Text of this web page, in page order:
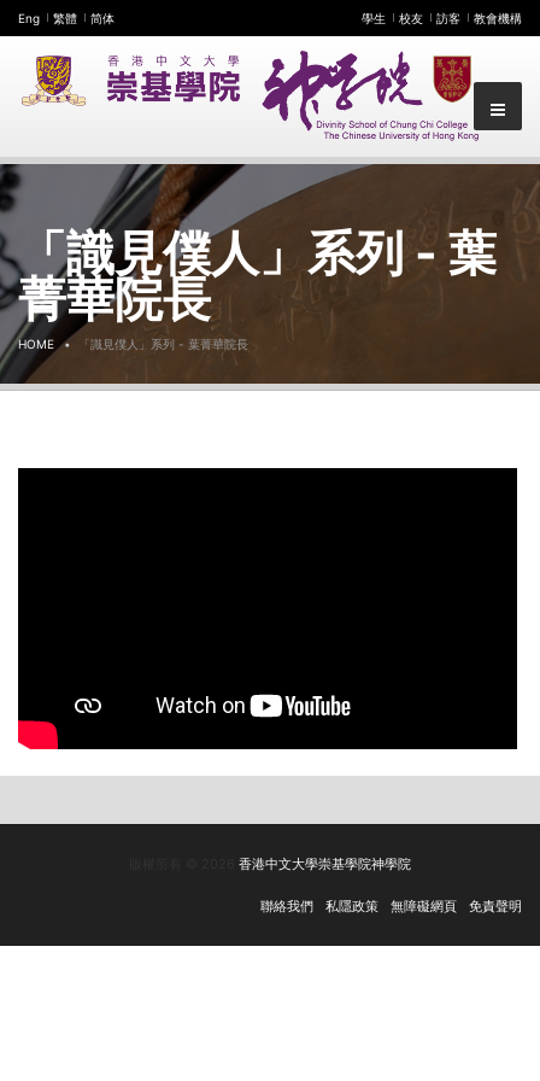
Eng 繁體 简体 學生 校友 訪客 教會機構
「識見僕人」系列 - 葉
菁華院長
HOME 「識見僕人」系列 - 葉菁華院長
香港中文大學崇基學院神學院
免責聲明
無障礙網頁
私隱政策
聯絡我們